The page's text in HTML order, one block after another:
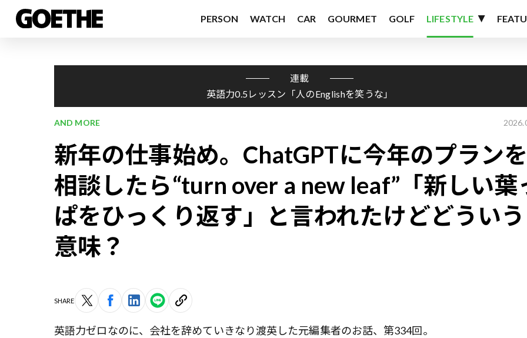
PERSON WATCH CAR GOURMET GOLF LIFESTYLE
連載
英語力0.5レッスン「人のEnglishを笑うな」
AND MORE
新年の仕事始め。ChatGPTに今年のプランを
相談したら“turn over a new leaf”「新しい葉
ぱをひっくり返す」と言われたけどどういう
意味？
SHARE
英語力ゼロなのに、会社を辞めていきなり渡英した元編集者のお話、第334回。